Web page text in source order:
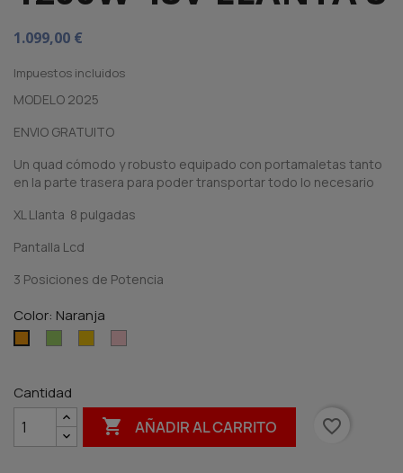
1.099,00 €
Impuestos incluidos
MODELO 2025
ENVIO GRATUITO
Un quad cómodo y robusto equipado con portamaletas tanto
en la parte trasera para poder transportar todo lo necesario
XL Llanta 8 pulgadas
Pantalla Lcd
3 Posiciones de Potencia
Color: Naranja
Cantidad
 AÑADIR AL CARRITO favorite_border